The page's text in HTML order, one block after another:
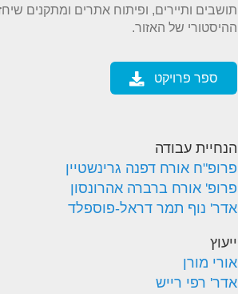
תושבים ותיירים, ופיתוח אתרים ומתקנים
ההיסטורי של האזור.
ספר פרויקט
הנחיית עבודה
פרופ"ח אורח דפנה גרינשטיין
פרופ' אורח ברברה אהרונסון
אדר' נוף תמר דראל-פוספלד
ייעוץ
אורי מורן
אדר' רפי רייש